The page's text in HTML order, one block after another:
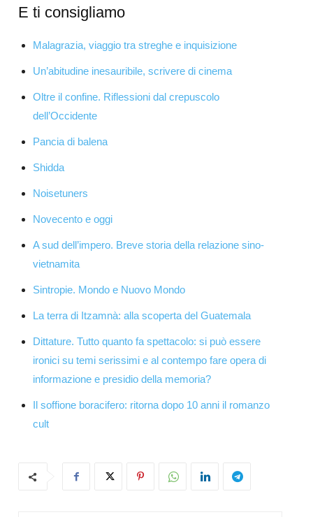
E ti consigliamo
Malagrazia, viaggio tra streghe e inquisizione
Un’abitudine inesauribile, scrivere di cinema
Oltre il confine. Riflessioni dal crepuscolo
dell’Occidente
Pancia di balena
Shidda
Noisetuners
Novecento e oggi
A sud dell’impero. Breve storia della relazione sino-
vietnamita
Sintropie. Mondo e Nuovo Mondo
La terra di Itzamnà: alla scoperta del Guatemala
Dittature. Tutto quanto fa spettacolo: si può essere
ironici su temi serissimi e al contempo fare opera di
informazione e presidio della memoria?
Il soffione boracifero: ritorna dopo 10 anni il romanzo
cult